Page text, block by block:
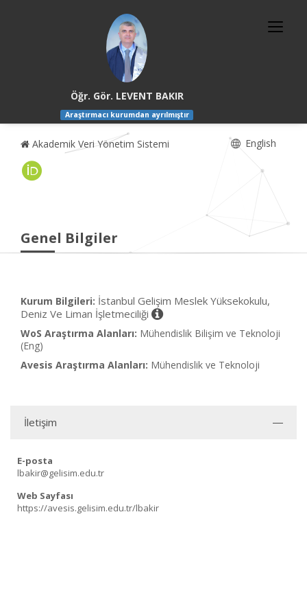
Öğr. Gör. LEVENT BAKIR
Araştırmacı kurumdan ayrılmıştır
Akademik Veri Yönetim Sistemi English
Genel Bilgiler
Kurum Bilgileri: İstanbul Gelişim Meslek Yüksekokulu,
Deniz Ve Liman İşletmeciliği
WoS Araştırma Alanları: Mühendislik Bilişim ve Teknoloji
(Eng)
Avesis Araştırma Alanları: Mühendislik ve Teknoloji
İletişim
E-posta
lbakir@gelisim.edu.tr
Web Sayfası
https://avesis.gelisim.edu.tr/lbakir